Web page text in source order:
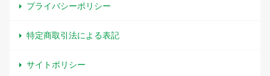
プライバシーポリシー
特定商取引法による表記
サイトポリシー